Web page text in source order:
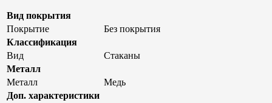
Вид покрытия
Покрытие
Без покрытия
Классификация
Вид
Стаканы
Металл
Металл
Медь
Доп. характеристики